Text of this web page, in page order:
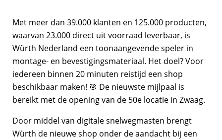
Met meer dan 39.000 klanten en 125.000 producten,
waarvan 23.000 direct uit voorraad leverbaar, is
Würth Nederland een toonaangevende speler in
montage- en bevestigingsmateriaal. Het doel? Voor
iedereen binnen 20 minuten reistijd een shop
beschikbaar maken! 🎯 De nieuwste mijlpaal is
bereikt met de opening van de 50e locatie in Zwaag.
Door middel van digitale snelwegmasten brengt
Würth de nieuwe shop onder de aandacht bij een